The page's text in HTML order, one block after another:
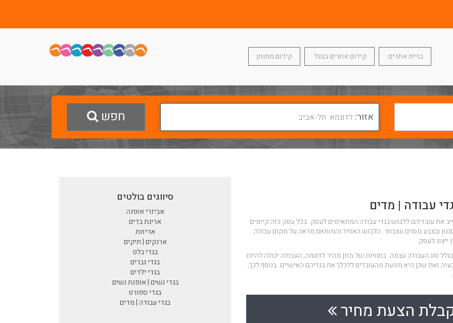
בניית אתרים קידום אתרים בגוגל קידום ממומן
אזור: לדוגמא: תל-אביב חפש
סיווגים בולטים
אביזרי אופנה
אריגת בדים
אריזות
ארנקים | תיקים
בגדי בלט
בגדי גברים
בגדי ילדים
בגדי נשים | אופנת נשים
בגדי ספורט
בגדי עבודה | מדים
עבודה | מדים
את עובדיהם ללבוש בגדי עבודה המתאימים לעסק. בכל עסק כזה קיימים
ובצבע מסוים שנבחר. הלבוש האחיד והמותאם מראה על מקום עבודה
ייצוג לעסק.
סוג העבודה עצמה. בחנויות של מזון מהיר לדוגמה, העבודה יכולה להיות
זאת שכן היא מונעת מהעובדים ללכלך את בגדיהם האישיים. בנוסף לכך,
הצעת מחיר